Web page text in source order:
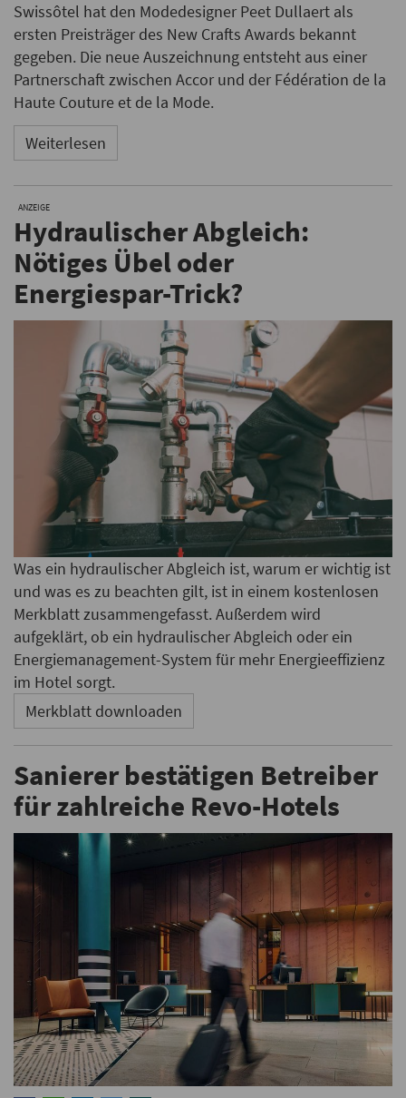
Swissôtel hat den Modedesigner Peet Dullaert als
ersten Preisträger des New Crafts Awards bekannt
gegeben. Die neue Auszeichnung entsteht aus einer
Partnerschaft zwischen Accor und der Fédération de la
Haute Couture et de la Mode.
Weiterlesen
ANZEIGE
Hydraulischer Abgleich:
Nötiges Übel oder
Energiespar-Trick?
Was ein hydraulischer Abgleich ist, warum er wichtig ist
und was es zu beachten gilt, ist in einem kostenlosen
Merkblatt zusammengefasst. Außerdem wird
aufgeklärt, ob ein hydraulischer Abgleich oder ein
Energiemanagement-System für mehr Energieeffizienz
im Hotel sorgt.
Merkblatt downloaden
Sanierer bestätigen Betreiber
für zahlreiche Revo-Hotels